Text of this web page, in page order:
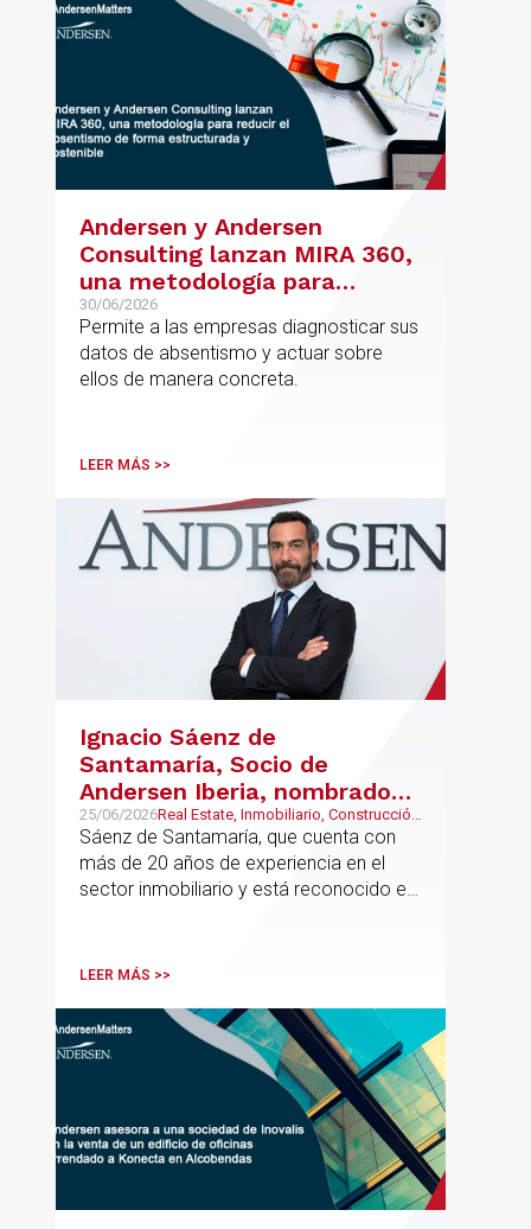
Andersen y Andersen
Consulting lanzan MIRA 360,
una metodología para
reducir el absentismo de
forma estructurada y
sostenible
30/06/2026
Permite a las empresas diagnosticar sus
datos de absentismo y actuar sobre
ellos de manera concreta.
LEER MÁS >>
Ignacio Sáenz de
Santamaría, Socio de
Andersen Iberia, nombrado
director europeo de
Inmobiliario de Andersen
25/06/2026Real Estate, Inmobiliario, Construcción
y Urbanismo
Sáenz de Santamaría, que cuenta con
más de 20 años de experiencia en el
sector inmobiliario y está reconocido en
codirigirá el EU Real Estate Industry
UK.
LEER MÁS >>